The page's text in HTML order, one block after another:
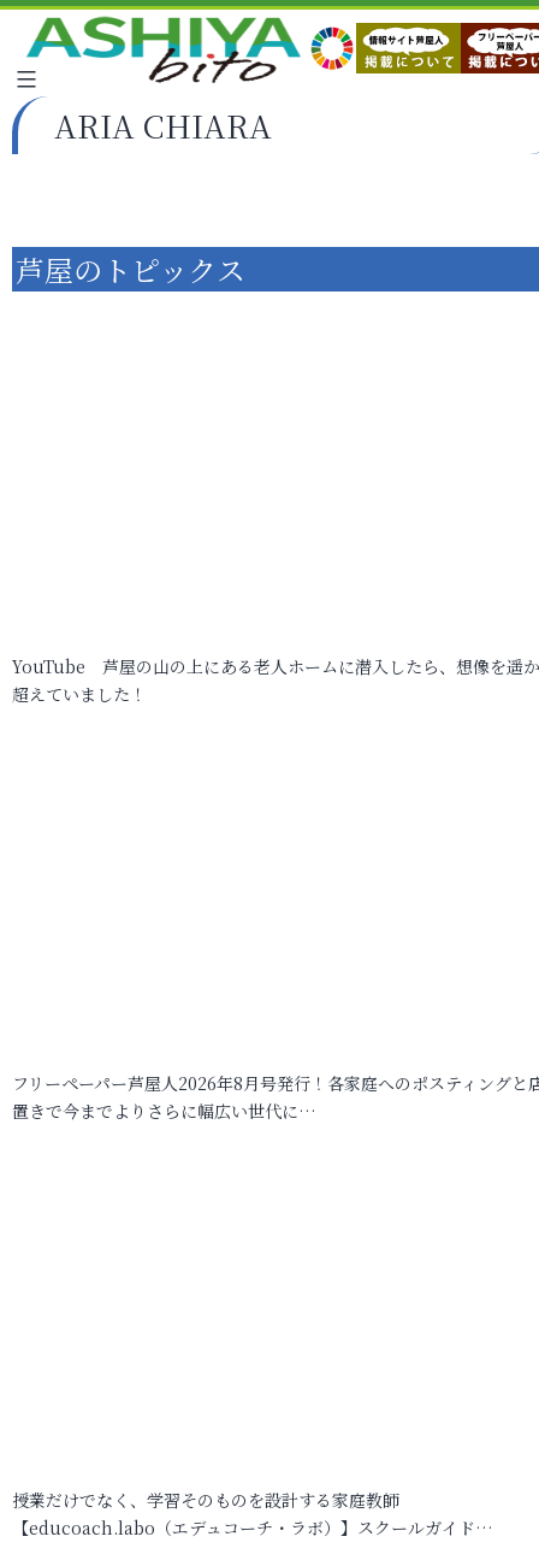
ARIA CHIARA
芦屋のトピックス
YouTube 芦屋の山の上にある老人ホームに潜入したら、想像を遥
超えていました！
フリーペーパー芦屋人2026年8月号発行！各家庭へのポスティングと
置きで今までよりさらに幅広い世代に…
授業だけでなく、学習そのものを設計する家庭教師
【educoach.labo（エデュコーチ・ラボ）】スクールガイド…